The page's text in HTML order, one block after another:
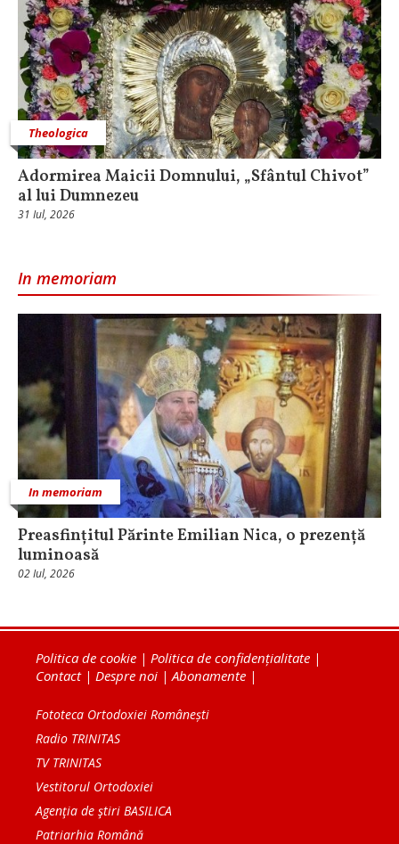
Theologica
Adormirea Maicii Domnului, „Sfântul Chivot”
al lui Dumnezeu
31 Iul, 2026
In memoriam
In memoriam
Preasfințitul Părinte Emilian Nica, o prezență
luminoasă
02 Iul, 2026
Politica de cookie | Politica de confidențialitate |
Contact| Despre noi |Abonamente |
Fototeca Ortodoxiei Românești
Radio TRINITAS
TV TRINITAS
Vestitorul Ortodoxiei
Agenţia de ştiri BASILICA
Patriarhia Română